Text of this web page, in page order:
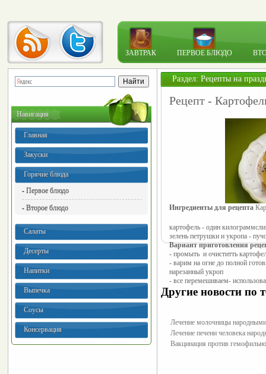
ЗАВТРАК ПЕРВОЕ БЛЮДО
Навигация
Главная
Закуски
Горячие блюда
- Первое блюдо
- Второе блюдо
Салаты
Десерты
Напитки
Выпечка
Соусы
Консервация
Раздел: Рецепты на
Рецепт -
Ингредиенты для рецепта
картофель - один килограмм
зелень петрушки и укропа -
Вариант приготовления
- промыть и очиститть
- варим на огне до полной
нарезанный укроп
- все перемешиваем-
Другие новости по
Лечение молочницы
Лечение печени человека
Вакцинация против